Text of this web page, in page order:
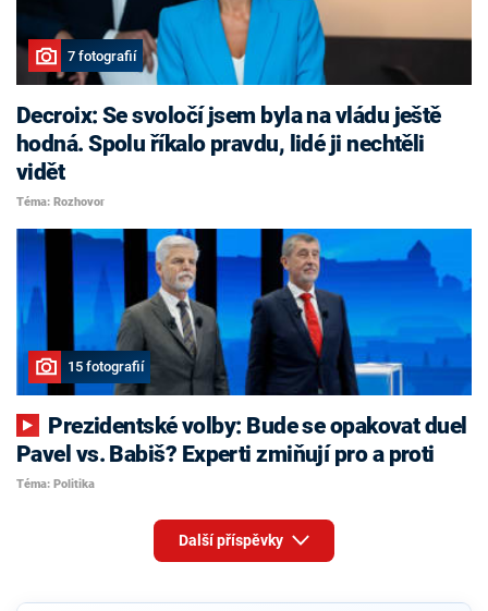
7 fotografií
Decroix: Se svoločí jsem byla na vládu ještě
hodná. Spolu říkalo pravdu, lidé ji nechtěli
vidět
Téma: Rozhovor
15 fotografií
Pavel vs. Babiš? Experti zmiňují pro a proti
Téma: Politika
Další příspěvky